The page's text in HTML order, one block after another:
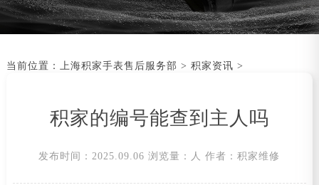
当前位置： 上海积家手表售后服务部 > 积家资讯 >
积家的编号能查到主人吗
发布时间：2025.09.06 浏览量： 人 作者：积家维修